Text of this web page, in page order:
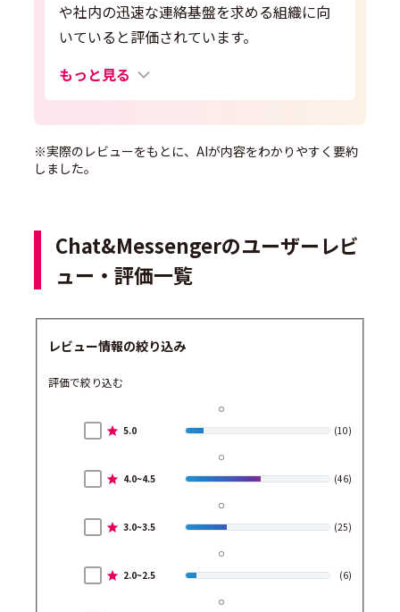
や社内の迅速な連絡基盤を求める組織に向
いていると評価されています。
もっと見る
※実際のレビューをもとに、AIが内容をわかりやすく要約
しました。
Chat&Messengerのユーザーレビ
ュー・評価一覧
レビュー情報の絞り込み
評価で絞り込む
5.0 (10)
4.0~4.5 (46)
3.0~3.5 (25)
2.0~2.5 (6)